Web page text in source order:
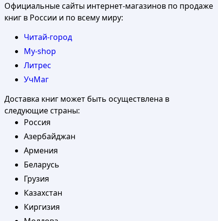
Официальные сайты интернет-магазинов по продаже
книг в России и по всему миру:
Читай-город
My-shop
Литрес
УчМаг
Доставка книг может быть осуществлена в
следующие страны:
Россия
Азербайджан
Армения
Беларусь
Грузия
Казахстан
Киргизия